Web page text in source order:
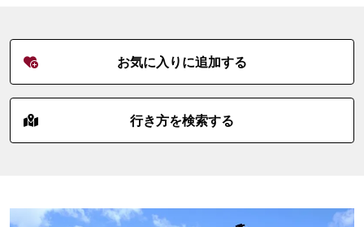
お気に入りに追加する
行き方を検索する